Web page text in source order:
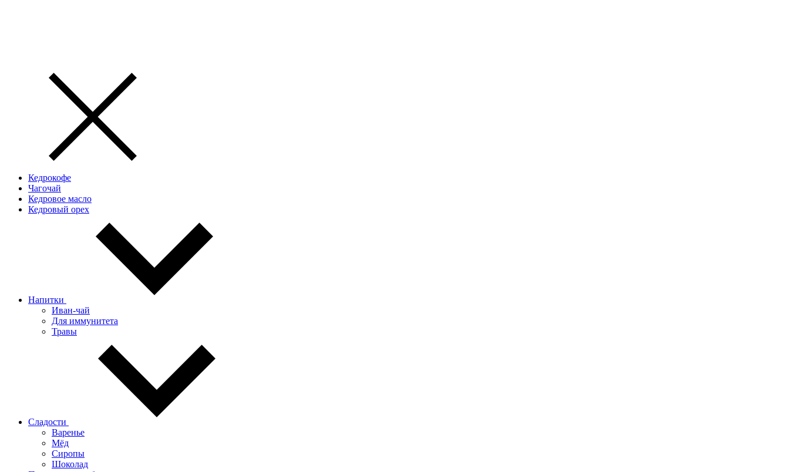
Кедрокофе
Чагочай
Кедровое масло
Кедровый орех
Напитки
Иван-чай
Для иммунитета
Травы
Сладости
Варенье
Мёд
Сиропы
Шоколад